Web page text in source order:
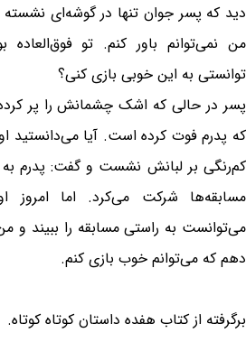
دید که پسر جوان تنها در گوشه‌ای
من نمی‌توانم باور کنم. تو فوق‌العاده
توانستی به این خوبی بازی کنی؟
پسر در حالی که اشک چشمانش را پر
که پدرم فوت کرده است. آیا می‌دانستید
کم‌رنگی بر لبانش نشست و گفت: پدرم به
مسابقه‌ها شرکت می‌کرد. اما امروز
می‌توانست به راستی مسابقه را ببیند و
دهم که می‌توانم خوب بازی کنم.
برگرفته از کتاب هفده داستان کوتاه کوتاه.